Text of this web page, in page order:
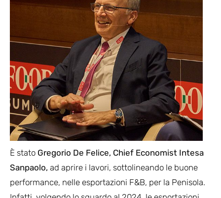
È stato Gregorio De Felice, Chief Economist Intesa
Sanpaolo, ad aprire i lavori, sottolineando le buone
performance, nelle esportazioni F&B, per la Penisola.